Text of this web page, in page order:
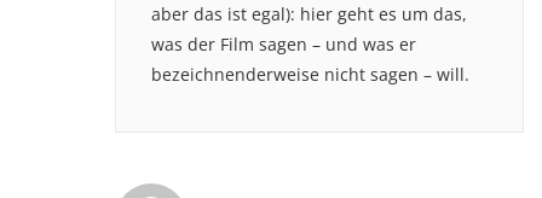
aber das ist egal): hier geht es um das,
was der Film sagen – und was er
bezeichnenderweise nicht sagen – will.